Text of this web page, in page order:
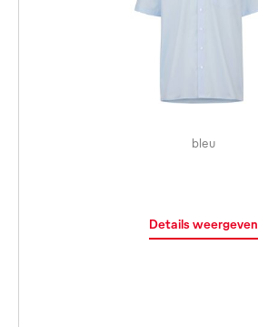
bleu
Details weergeven